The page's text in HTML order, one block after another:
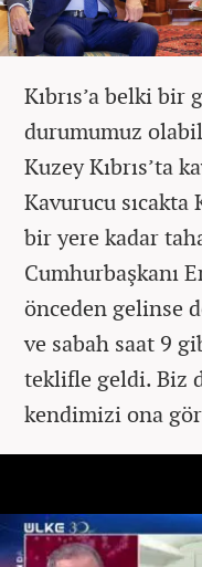
Kıbrıs’a belki bir
durumumuz
Kuzey Kıbrıs’ta
Kavurucu sıcakta
bir yere kadar
Cumhurbaşkanı
önceden gelinse
ve sabah saat 9
teklifle geldi. Biz
kendimizi ona